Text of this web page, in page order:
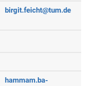
birgit.feicht@tum.de
hammam.ba-